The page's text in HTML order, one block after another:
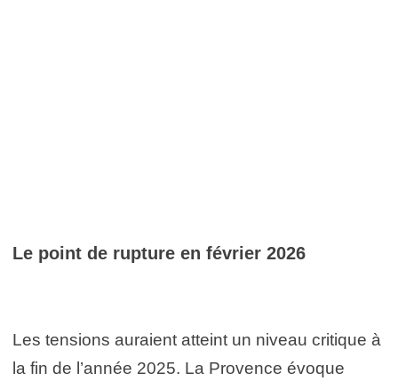
Le point de rupture en février 2026
Les tensions auraient atteint un niveau critique à
la fin de l’année 2025. La Provence évoque